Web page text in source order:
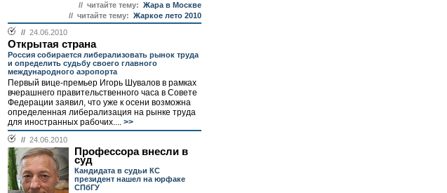
// читайте тему: Жара в Москве
// читайте тему: Жаркое лето 2010
// 24.06.2010
Открытая страна
Россия собирается либерализовать рынок труда
и определить судьбу своего главного
международного аэропорта
Первый вице-премьер Игорь Шувалов в рамках
вчерашнего правительственного часа в Совете
Федерации заявил, что уже к осени возможна
определенная либерализация на рынке труда
для иностранных рабочих.... >>
// 24.06.2010
Профессора внесли в
суд
Кандидата в судьи КС
президент нашел на юрфаке
СПбГУ